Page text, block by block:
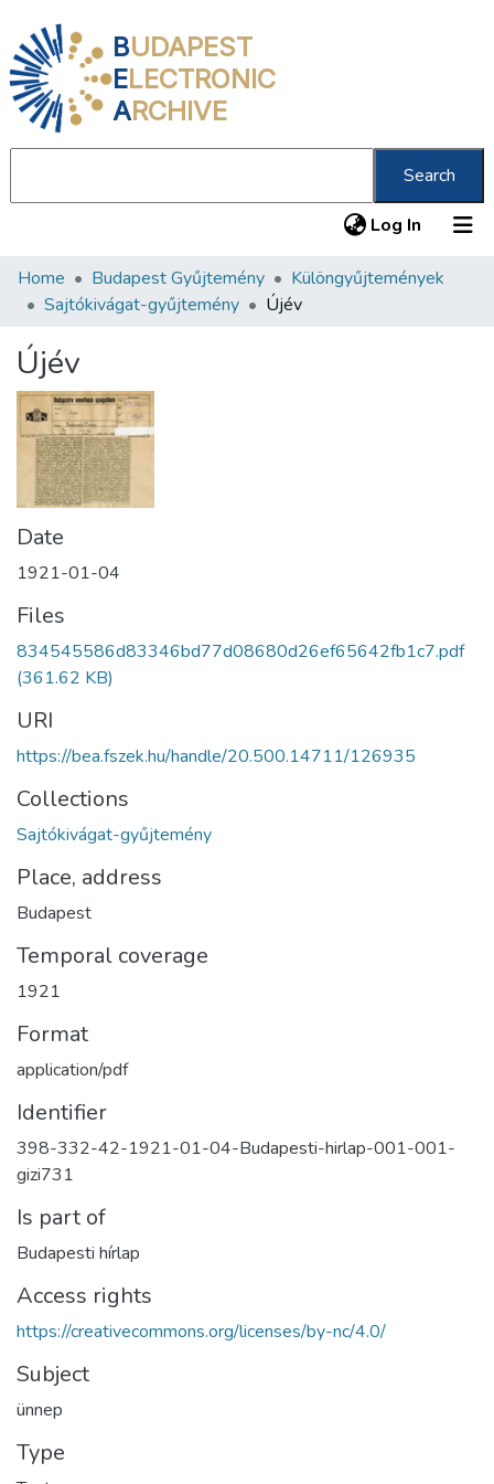
BUDAPEST
ELECTRONIC
ARCHIVE
Search
Log In (current)
Communities & Collections
Statistics
About us
Home Budapest Gyűjtemény
Különgyűjtemények
Sajtókivágat-gyűjtemény
Újév
Újév
Date
1921-01-04
Files
834545586d83346bd77d08680d26ef65642fb1c7.pdf
(361.62 KB)
URI
https://bea.fszek.hu/handle/20.500.14711/126935
Collections
Sajtókivágat-gyűjtemény
Place, address
Budapest
Temporal coverage
1921
Format
application/pdf
Identifier
398-332-42-1921-01-04-Budapesti-hirlap-001-001-
gizi731
Is part of
Budapesti hírlap
Access rights
https://creativecommons.org/licenses/by-nc/4.0/
Subject
ünnep
Type